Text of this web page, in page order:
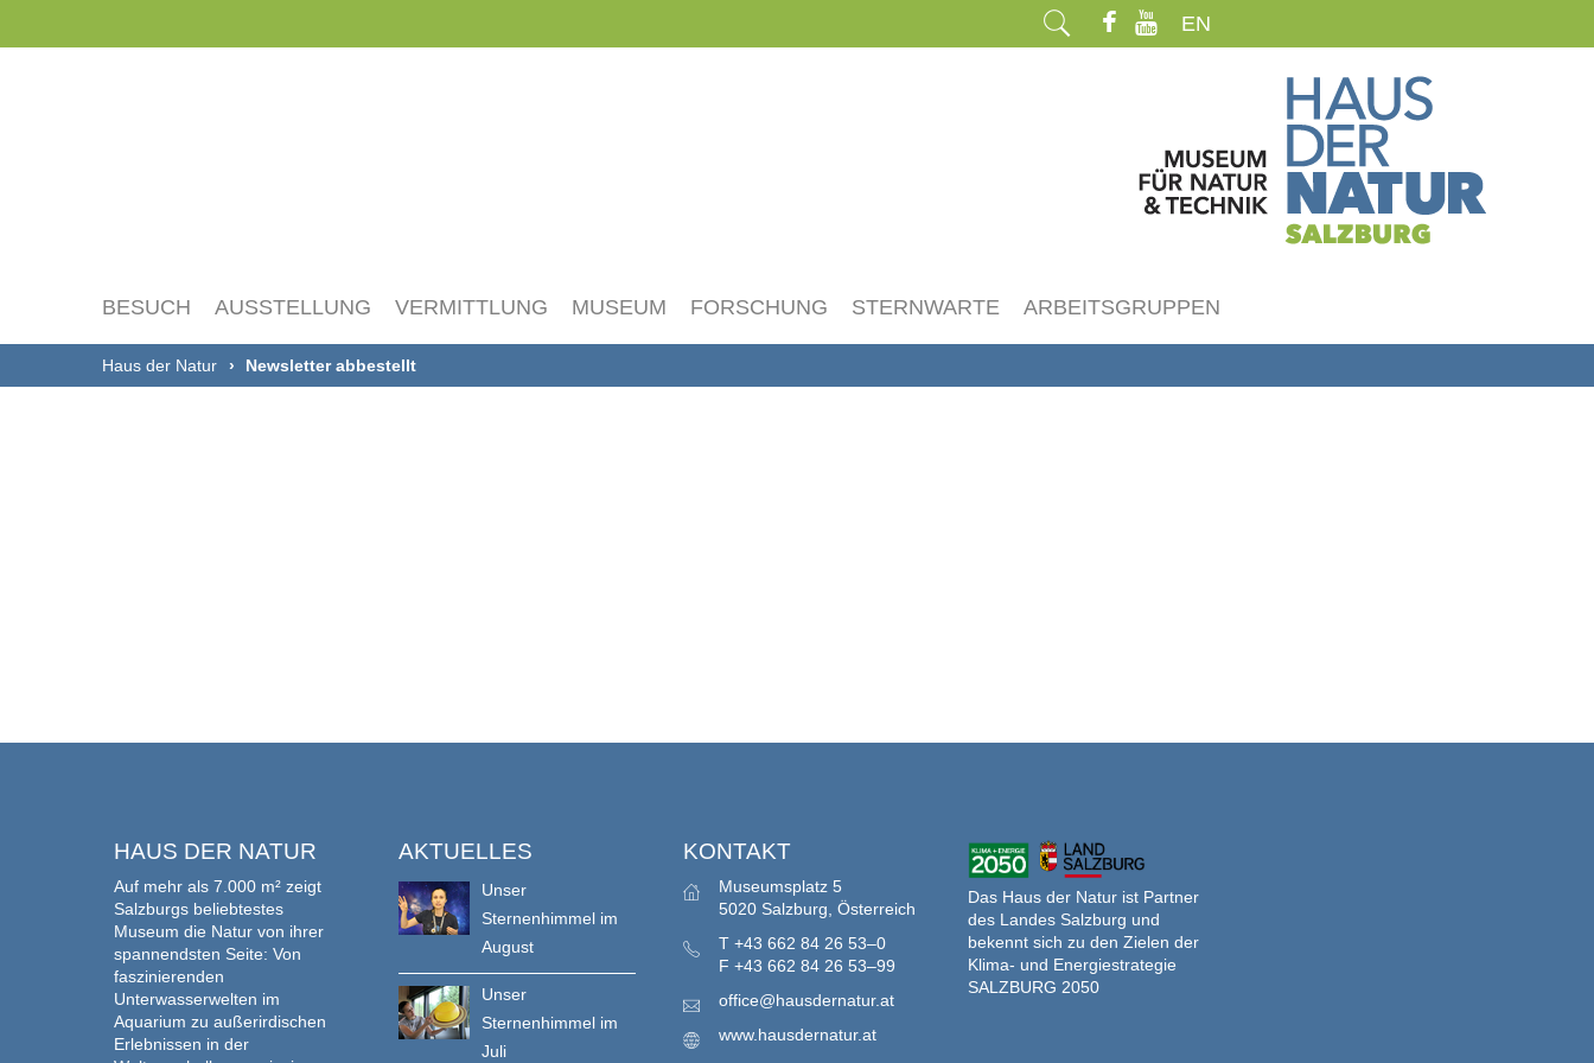
EN
BESUCH AUSSTELLUNG VERMITTLUNG MUSEUM FORSCHUNG STERNWARTE ARBEITSGRUPPEN
Haus der Natur Newsletter abbestellt
HAUS DER NATUR
Auf mehr als 7.000 m² zeigt
Salzburgs beliebtestes
Museum die Natur von ihrer
spannendsten Seite: Von
faszinierenden
Unterwasserwelten im
Aquarium zu außerirdischen
Erlebnissen in der
AKTUELLES
Unser
Sternenhimmel im
August
Unser
Sternenhimmel im
Juli
KONTAKT
Museumsplatz 5
5020 Salzburg, Österreich
T +43 662 84 26 53–0
F +43 662 84 26 53–99
office@hausdernatur.at
www.hausdernatur.at
Das Haus der Natur ist Partner
des Landes Salzburg und
bekennt sich zu den Zielen der
Klima- und Energiestrategie
SALZBURG 2050